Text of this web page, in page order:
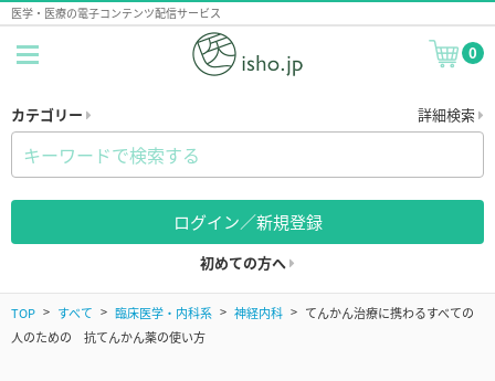
医学・医療の電子コンテンツ配信サービス
0
カテゴリー 詳細検索
ログイン／新規登録
初めての方へ
TOP すべて 臨床医学・内科系 神経内科
てんかん治療に携わるすべての
人のための 抗てんかん薬の使い方